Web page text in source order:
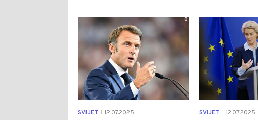
SVIJET 12.07.2025.
0
SVIJET 12.07.2025.